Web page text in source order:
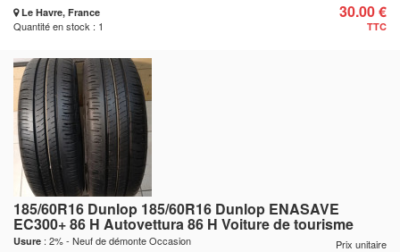
Le Havre, France
Quantité en stock : 1
30.00 €
TTC
185/60R16 Dunlop 185/60R16 Dunlop ENASAVE
EC300+ 86 H Autovettura 86 H Voiture de tourisme
Usure : 2% - Neuf de démonte Occasion Prix unitaire